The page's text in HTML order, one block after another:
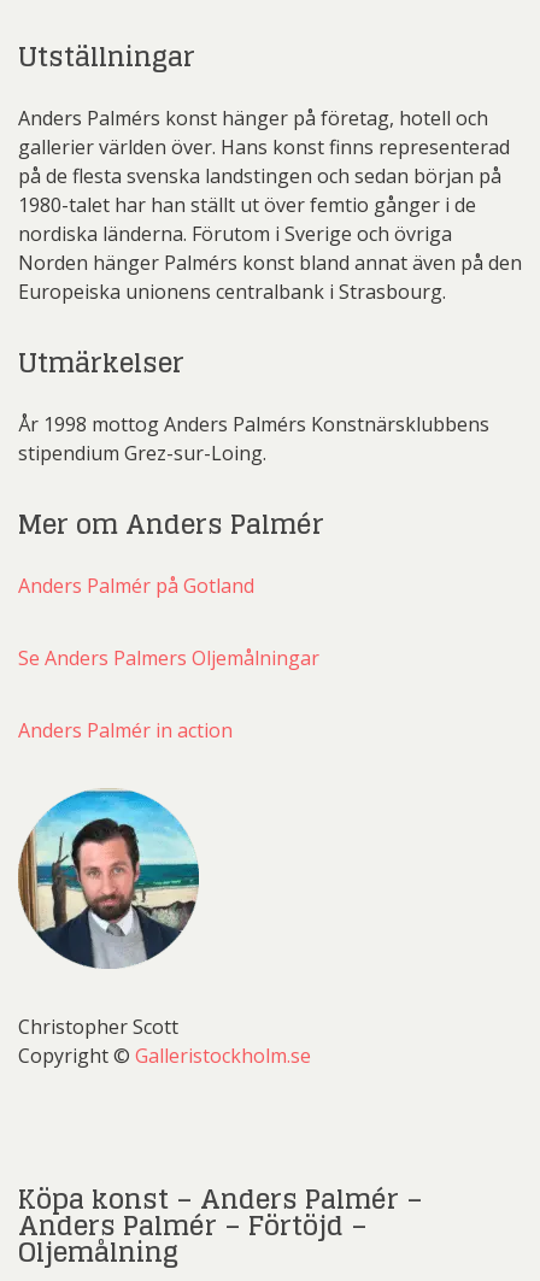
Utställningar
Anders Palmérs konst hänger på företag, hotell och
gallerier världen över. Hans konst finns representerad
på de flesta svenska landstingen och sedan början på
1980-talet har han ställt ut över femtio gånger i de
nordiska länderna. Förutom i Sverige och övriga
Norden hänger Palmérs konst bland annat även på den
Europeiska unionens centralbank i Strasbourg.
Utmärkelser
År 1998 mottog Anders Palmérs Konstnärsklubbens
stipendium Grez-sur-Loing.
Mer om Anders Palmér
Anders Palmér på Gotland
Se Anders Palmers Oljemålningar
Anders Palmér in action
Christopher Scott
Copyright © Galleristockholm.se
Köpa konst – Anders Palmér –
Anders Palmér – Förtöjd –
Oljemålning